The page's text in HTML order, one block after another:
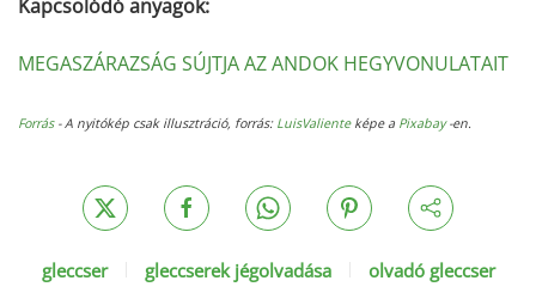
Kapcsolódó anyagok:
MEGASZÁRAZSÁG SÚJTJA AZ ANDOK HEGYVONULATAIT
Forrás- A nyitókép csak illusztráció, forrás: LuisValienteképe a Pixabay-en.
gleccser gleccserek jégolvadása
olvadó gleccser